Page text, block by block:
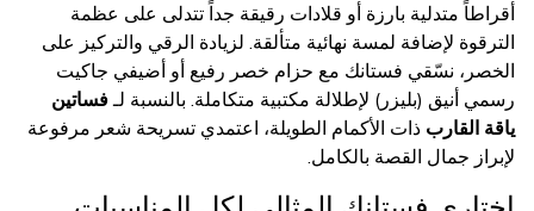
أقراطاً متدلية بارزة أو قلادات رقيقة جداً تتدلى على عظمة
الترقوة لإضافة لمسة نهائية متألقة. لزيادة الرقي والتركيز على
الخصر، نسّقي فستانك مع حزام خصر رفيع أو أضيفي جاكيت
رسمي أنيق (بليزر) لإطلالة مكتبية متكاملة. بالنسبة لـفساتين
ياقة القارب ذات الأكمام الطويلة، اعتمدي تسريحة شعر مرفوعة
لإبراز جمال القصة بالكامل.